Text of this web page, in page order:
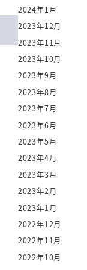
2024年1月
2023年12月
2023年11月
2023年10月
2023年9月
2023年8月
2023年7月
2023年6月
2023年5月
2023年4月
2023年3月
2023年2月
2023年1月
2022年12月
2022年11月
2022年10月